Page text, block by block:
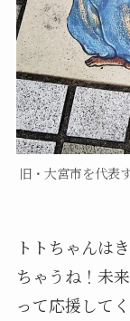
旧・大宮市を代表
トトちゃんは
ちゃうね！未
って応援して